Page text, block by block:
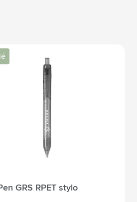
GRS RPET stylo